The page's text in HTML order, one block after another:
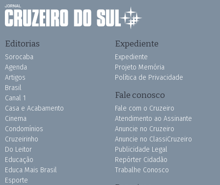
Editorias
Sorocaba
Agenda
Artigos
Brasil
Canal 1
Casa e Acabamento
Cinema
Condomínios
Cruzeirinho
Do Leitor
Educação
Educa Mais Brasil
Esporte
Expediente
Expediente
Projeto Memória
Política de Privacidade
Fale conosco
Fale com o Cruzeiro
Atendimento ao Assinante
Anuncie no Cruzeiro
Anuncie no ClassiCruzeiro
Publicidade Legal
Repórter Cidadão
Trabalhe Conosco